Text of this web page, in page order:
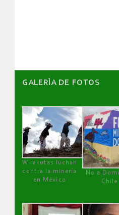
GALERÌA DE FOTOS
Wirakutas luchan
contra la minería
en México
No a
Chile